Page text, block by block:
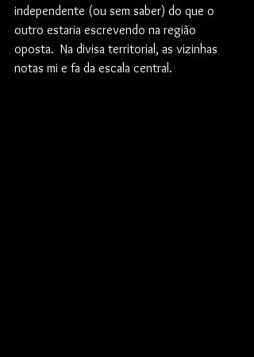
independente (ou sem saber) do que o
outro estaria escrevendo na região
oposta.  Na divisa territorial, as vizinhas
notas mi e fa da escala central.